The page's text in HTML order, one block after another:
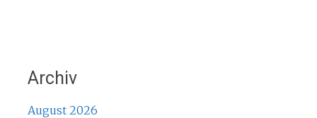
Archiv
August 2026